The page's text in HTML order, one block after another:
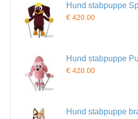
Hund stabpuppe
€ 420.00
Hund stabpuppe
€ 420.00
Hund stabpuppe